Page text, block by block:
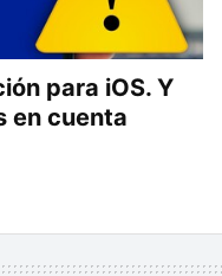
para iOS. Y
en cuenta